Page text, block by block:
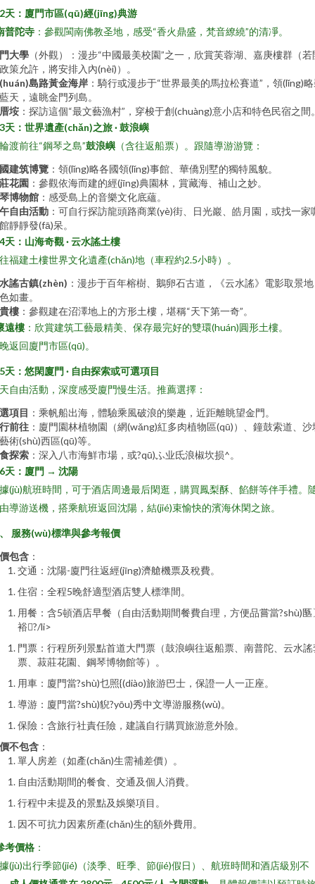
天：廈門市區(qū)經(jīng)典游
普陀寺 ：參觀閩南佛教圣地，感受“香火鼎盛，梵音繚繞”的清凈。
大學 （外觀）：漫步“中國最美校園”之一，欣賞芙蓉湖、嘉庚樓群（若
策允許，將安排入內(nèi)）。
島路黃金海岸 ：騎行或漫步于“世界最美的馬拉松賽道”，領(lǐng)
天，遠眺金門列島。
垵 ：探訪這個“最文藝漁村”，穿梭于創(chuàng)意小店和特色民宿之間
天：世界遺產(chǎn)之旅 · 鼓浪嶼
渡前往“鋼琴之島”鼓浪嶼 （含往返船票）。跟隨導游游覽：
建筑博覽 ：領(lǐng)略各國領(lǐng)事館、華僑別墅的獨特風貌。
花園 ：參觀依海而建的經(jīng)典園林，賞藏海、補山之妙。
博物館 ：感受島上的音樂文化底蘊。
自由活動 ：可自行探訪龍頭路商業(yè)街、日光巖、皓月園，或找一家
靜靜發(fā)呆。
天：山海奇觀 · 云水謠土樓
福建土樓世界文化遺產(chǎn)地（車程約2.5小時）。
謠古鎮(zhèn) ：漫步于百年榕樹、鵝卵石古道，《云水謠》電影取景
如畫。
樓 ：參觀建在沼澤地上的方形土樓，堪稱“天下第一奇”。
遠樓：欣賞建筑工藝最精美、保存最完好的雙環(huán)圓形土樓。
返回廈門市區(qū)。
天：悠閑廈門 · 自由探索或可選項目
自由活動，深度感受廈門慢生活。推薦選擇：
項目 ：乘帆船出海，體驗乘風破浪的樂趣，近距離眺望金門。
前往 ：廈門園林植物園（網(wǎng)紅多肉植物區(qū)）、鐘鼓索道、沙
術(shù)西區(qū)等。
探索 ：深入八市海鮮市場，或?qū)ふ业氐浪椒坎损^。
天：廈門 → 沈陽
(jù)航班時間，可于酒店周邊最后閑逛，購買鳳梨酥、餡餅等伴手禮。
導游送機，搭乘航班返回沈陽，結(jié)束愉快的濱海休閑之旅。
服務(wù)標準與參考報價
包含 ：
交通：沈陽-廈門往返經(jīng)濟艙機票及稅費。
住宿：全程5晚舒適型酒店雙人標準間。
用餐：含5頓酒店早餐（自由活動期間餐費自理，方便品嘗當?shù)匦
裕?/li>
門票：行程所列景點首道大門票（鼓浪嶼往返船票、南普陀、云水謠
票、菽莊花園、鋼琴博物館等）。
用車：廈門當?shù)乜照{(diào)旅游巴士，保證一人一正座。
導游：廈門當?shù)貎?yōu)秀中文導游服務(wù)。
保險：含旅行社責任險，建議自行購買旅游意外險。
不包含 ：
單人房差（如產(chǎn)生需補差價）。
自由活動期間的餐食、交通及個人消費。
行程中未提及的景點及娛樂項目。
因不可抗力因素所產(chǎn)生的額外費用。
考價格 ：
(jù)出行季節(jié)（淡季、旺季、節(jié)假日）、航班時間和酒店級別不